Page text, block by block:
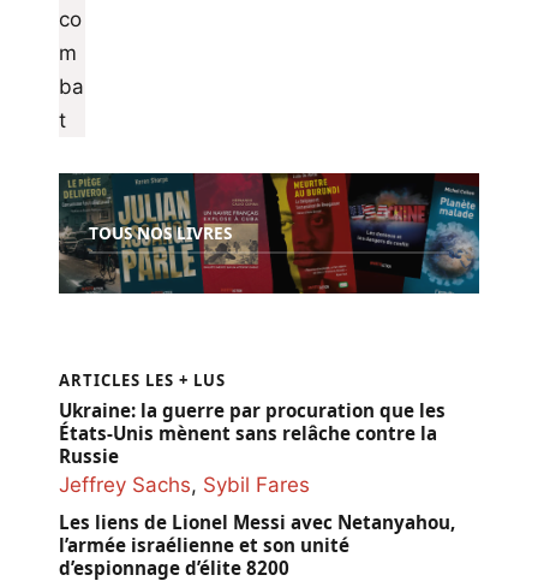
TOUS NOS LIVRES
ARTICLES LES + LUS
Ukraine: la guerre par procuration que les
États-Unis mènent sans relâche contre la
Russie
Jeffrey Sachs, Sybil Fares
Les liens de Lionel Messi avec Netanyahou,
l’armée israélienne et son unité
d’espionnage d’élite 8200